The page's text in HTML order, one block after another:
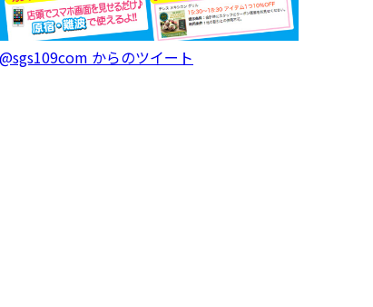
@sgs109com からのツイート